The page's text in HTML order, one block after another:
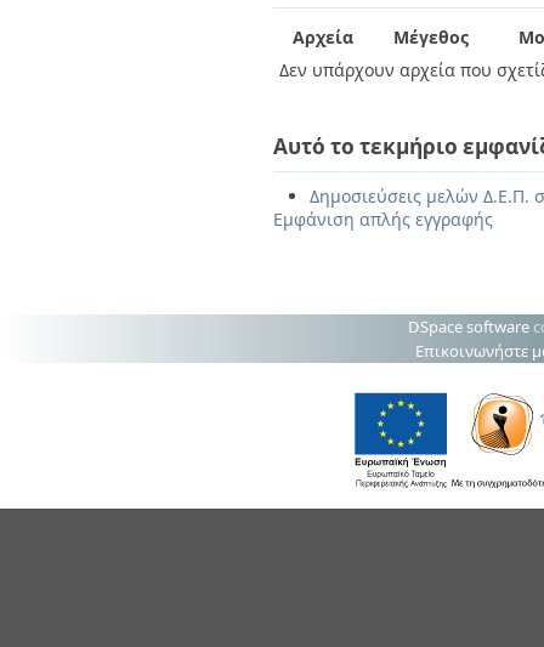
Αρχεία Μέγεθος
Δεν υπάρχουν αρχεία που
Αυτό το τεκμήριο
Δημοσιεύσεις μελών Δ.Ε.Π.
Εμφάνιση απλής εγγραφής
DSpace software
Επικοινωνήστε